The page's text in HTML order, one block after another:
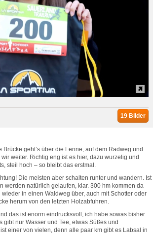
19 Bilder
geht’s über die Lenne, auf dem Radweg und
weiter. Richtig eng ist es hier, dazu wurzelig und
steil hoch – so bleibt das erstmal.
Die meisten aber schalten runter und wandern. Ist
werden natürlich gelaufen, klar. 300 hm kommen da
in einen Waldweg über, auch mit Schotter oder
herum von den letzten Holzabfuhren.
das ist enorm eindrucksvoll, ich habe sowas bisher
gibt nur Wasser und Tee, etwas Süßes und
einer von vielen, denn alle paar km gibt es Labsal in